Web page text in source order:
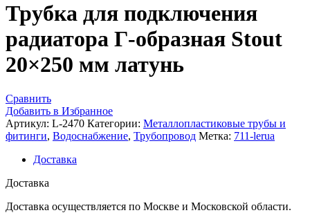
Трубка для подключения
радиатора Г-образная Stout
20×250 мм латунь
Сравнить
Добавить в Избранное
Артикул: L-2470 Категории: Металлопластиковые трубы и
фитинги, Водоснабжение, Трубопровод Метка: 711-lerua
Доставка
Доставка
Доставка осуществляется по Москве и Московской области.